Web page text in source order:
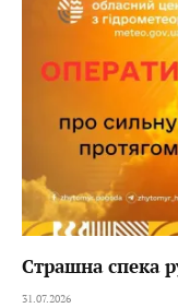
Страшна спека
31.07.2026